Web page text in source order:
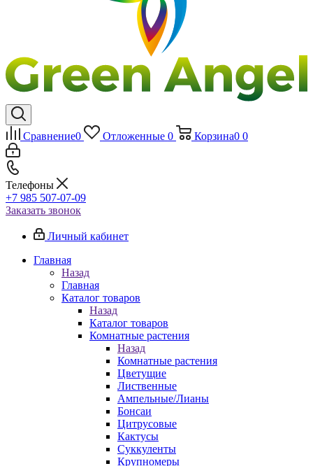
Сравнение0 Отложенные 0 Корзина0 0
Телефоны
+7 985 507-07-09
Заказать звонок
Личный кабинет
Главная
Назад
Главная
Каталог товаров
Назад
Каталог товаров
Комнатные растения
Назад
Комнатные растения
Цветущие
Лиственные
Ампельные/Лианы
Бонсаи
Цитрусовые
Кактусы
Суккуленты
Крупномеры